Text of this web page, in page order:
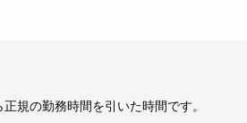
規の勤務時間を引いた時間です。